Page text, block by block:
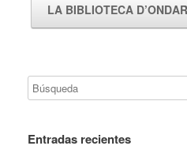
LA BIBLIOTECA
Entradas recientes